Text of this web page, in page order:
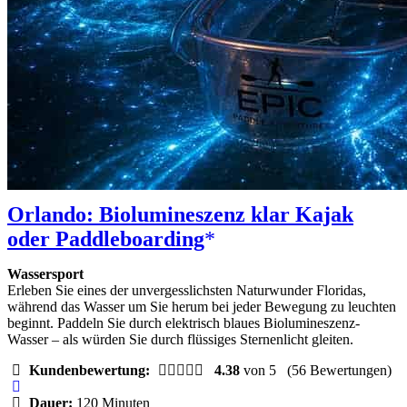
Orlando: Biolumineszenz klar Kajak
oder Paddleboarding
Wassersport
Erleben Sie eines der unvergesslichsten Naturwunder Floridas,
während das Wasser um Sie herum bei jeder Bewegung zu leuchten
beginnt. Paddeln Sie durch elektrisch blaues Biolumineszenz-
Wasser – als würden Sie durch flüssiges Sternenlicht gleiten.
Kundenbewertung:
4.38 von 5 (56 Bewertungen)
Dauer: 120 Minuten